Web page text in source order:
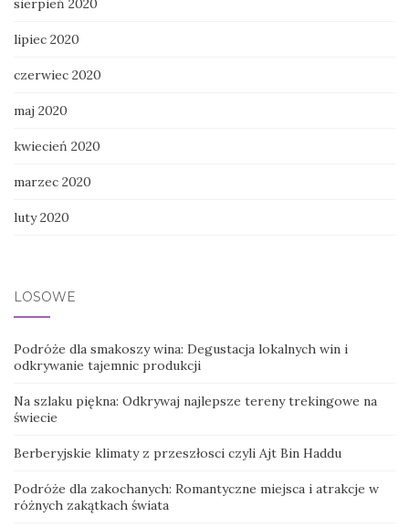
sierpień 2020
lipiec 2020
czerwiec 2020
maj 2020
kwiecień 2020
marzec 2020
luty 2020
LOSOWE
Podróże dla smakoszy wina: Degustacja lokalnych win i
odkrywanie tajemnic produkcji
Na szlaku piękna: Odkrywaj najlepsze tereny trekingowe na
świecie
Berberyjskie klimaty z przeszłosci czyli Ajt Bin Haddu
Podróże dla zakochanych: Romantyczne miejsca i atrakcje w
różnych zakątkach świata